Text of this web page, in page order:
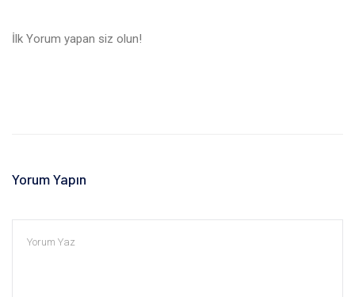
İlk Yorum yapan siz olun!
Yorum Yapın